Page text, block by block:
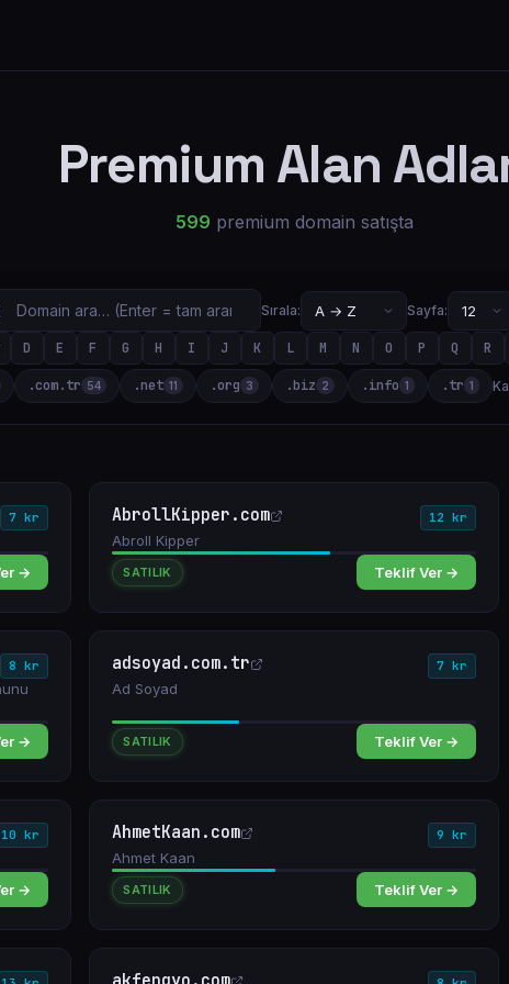
Premium Alan
599 premium domain satışta
Sırala: Sayfa:
D E F G H I J K L M N O P Q R
.com.tr 54 .net 11 .org 3 .biz 2 .info 1 .tr 1
7 kr
→
AbrollKipper.com 12 kr
Abroll Kipper
SATILIK Teklif Ver →
8 kr
→
adsoyad.com.tr 7 kr
Ad Soyad
SATILIK Teklif Ver →
10 kr
→
AhmetKaan.com 9 kr
Ahmet Kaan
SATILIK Teklif Ver →